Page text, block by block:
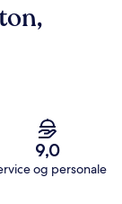
9,0
og personale